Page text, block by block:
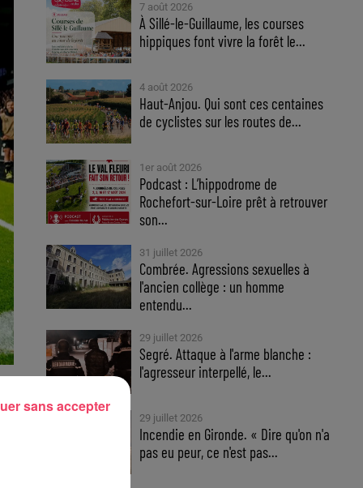
7 août 2026
À Sillé-le-Guillaume, les courses
hippiques font vivre la forêt le...
4 août 2026
Haut-Anjou. Qui sont ces centaines
de cyclistes sur les routes de...
1er août 2026
Podcast : L’hippodrome de
Rochefort-sur-Loire prêt à retrouver
son...
31 juillet 2026
Combrée. Agressions sexuelles à
l'ancien collège : un homme
entendu...
29 juillet 2026
Segré. Attaque à l'arme blanche :
l'agresseur interpellé, le...
29 juillet 2026
Incendie en Gironde. « Dire qu'on n'a
pas eu peur, ce n'est pas...
sans accepter